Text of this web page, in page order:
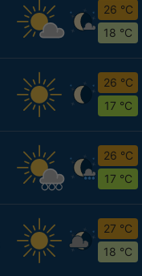
26 °C
18 °C
26 °C
17 °C
26 °C
17 °C
27 °C
18 °C